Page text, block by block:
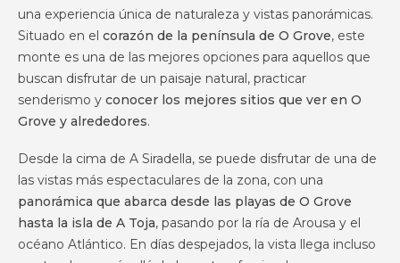
una experiencia única de naturaleza y vistas panorámicas.
Situado en el corazón de la península de O Grove, este
monte es una de las mejores opciones para aquellos que
buscan disfrutar de un paisaje natural, practicar
senderismo y conocer los mejores sitios que ver en O
Grove y alrededores.
Desde la cima de A Siradella, se puede disfrutar de una de
las vistas más espectaculares de la zona, con una
panorámica que abarca desde las playas de O Grove
hasta la isla de A Toja, pasando por la ría de Arousa y el
océano Atlántico. En días despejados, la vista llega incluso